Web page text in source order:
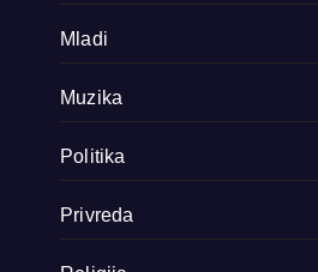
Mladi
Muzika
Politika
Privreda